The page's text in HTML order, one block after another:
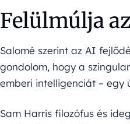
Felülmúlja
Salomé szerint az AI
gondolom, hogy a
emberi intelligenciát – egy
Sam Harris filozófus és